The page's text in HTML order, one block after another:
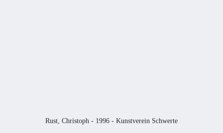
Rust, Christoph - 1996 - Kunstverein Schwerte